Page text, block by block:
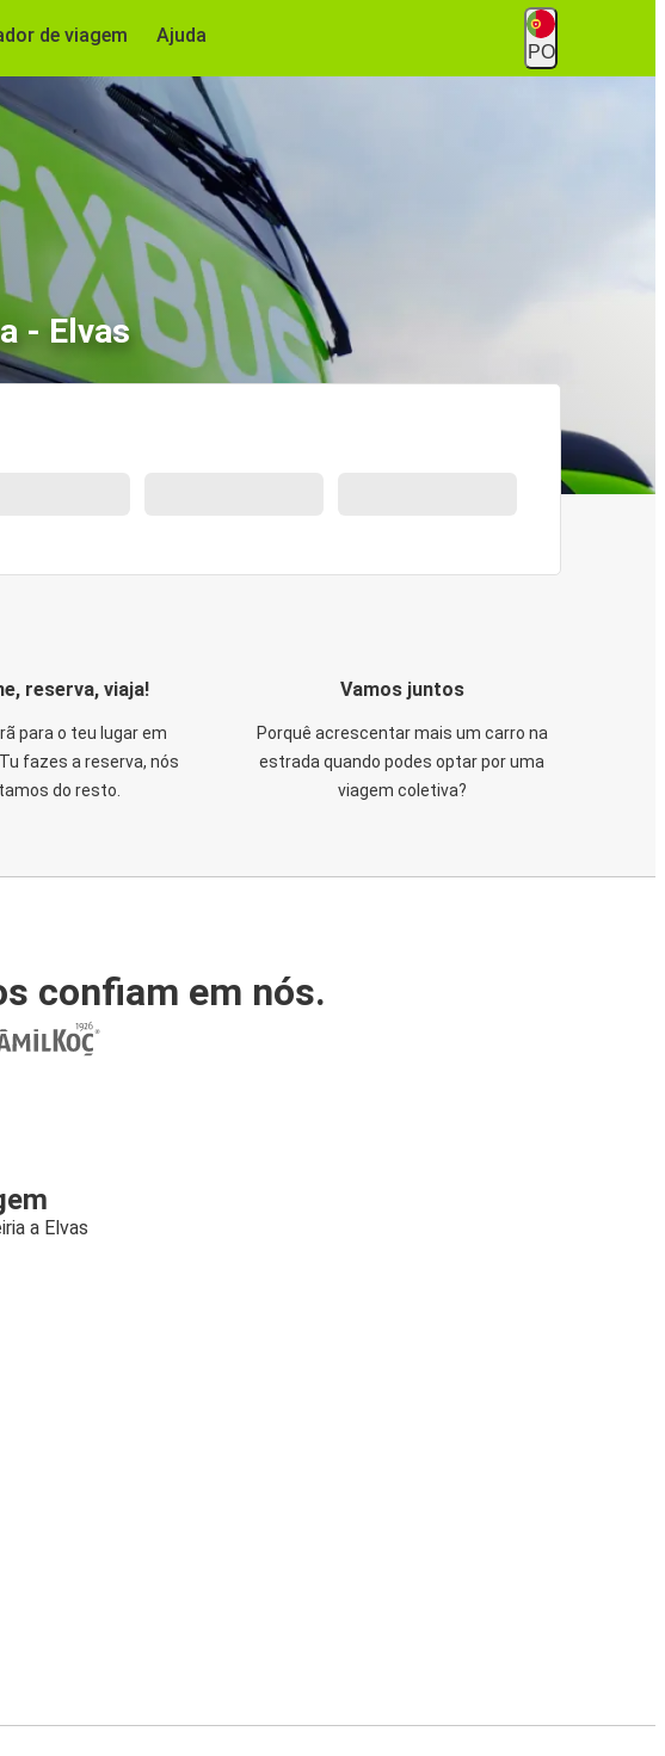
de viagem Ajuda
PO
- Elvas
reserva, viaja!
para o teu lugar em
fazes a reserva, nós
do resto.
Vamos juntos
Porquê acrescentar mais um carro na
estrada quando podes optar por uma
viagem coletiva?
confiam em nós.
a Elvas